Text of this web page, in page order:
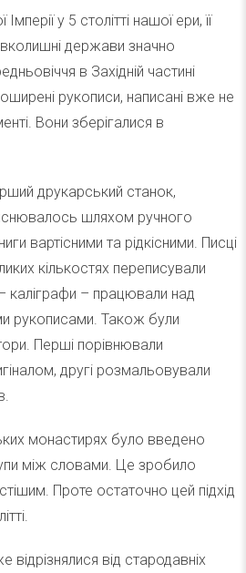
у 5 столітті нашої ери, її
держави значно
в Західній частині
рукописи, написані вже не
Вони зберігалися в
друкарський станок,
шляхом ручного
вартісними та рідкісними. Писці
кількостях переписували
каліграфи – працювали над
рукописами. Також були
Перші порівнювали
другі розмальовували
монастирях було введено
між словами. Це зробило
Проте остаточно цей підхід
відрізнялися від стародавніх